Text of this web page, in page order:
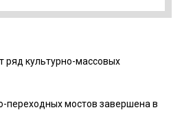
ряд культурно-массовых
мостов завершена в